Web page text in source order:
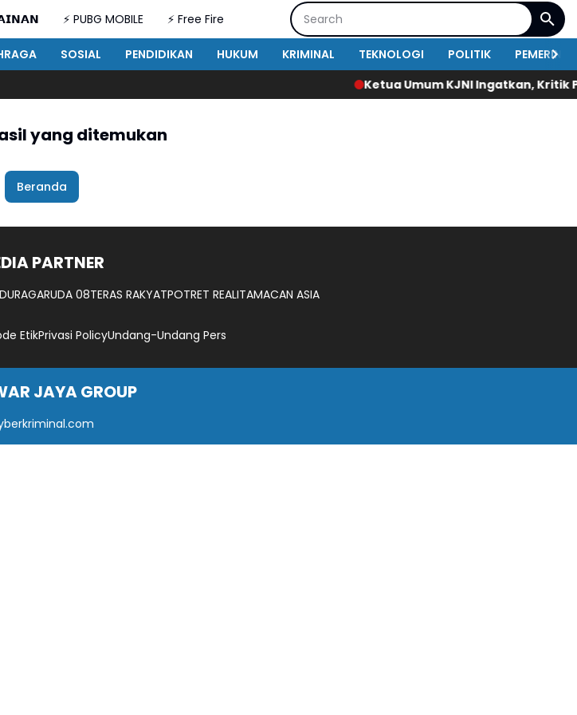
⚡ PUBG MOBILE ⚡ Free Fire
SOSIAL PENDIDIKAN HUKUM KRIMINAL TEKNOLOGI POLITIK
Ketua Umum KJNI Ingatkan, Kritik
yang ditemukan
Beranda
PARTNER
GARUDA 08TERAS RAKYATPOTRET REALITAMACAN ASIA
EtikPrivasi PolicyUndang-Undang Pers
JAYA GROUP